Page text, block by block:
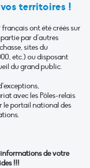
territoires !
ont été créés sur
par d’autres
sites du
etc.) ou disposant
du grand public.
avec les Pôles-relais
le portail national des
informations de votre
!!!